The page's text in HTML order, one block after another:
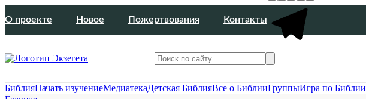
О проекте Новое Пожертвования Контакты
БиблияНачать изучениеМедиатекаДетская БиблияВсе о БиблииГруппыИгра по Библии